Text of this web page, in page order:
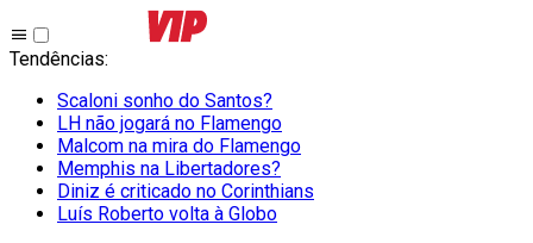
Tendências:
Scaloni sonho do Santos?
LH não jogará no Flamengo
Malcom na mira do Flamengo
Memphis na Libertadores?
Diniz é criticado no Corinthians
Luís Roberto volta à Globo